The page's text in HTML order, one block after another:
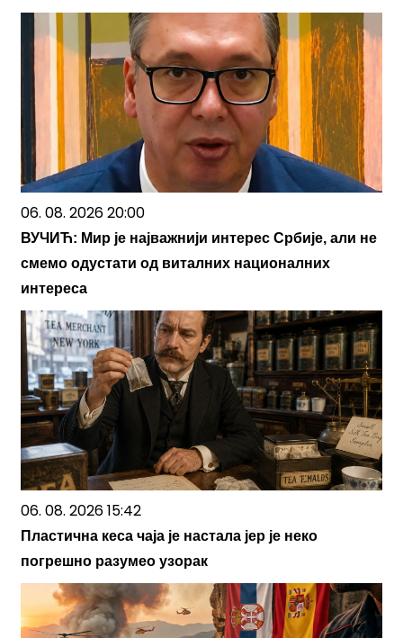
06. 08. 2026 20:00
ВУЧИЋ: Мир је најважнији интерес Србије, али не
смемо одустати од виталних националних
интереса
06. 08. 2026 15:42
Пластична кеса чаја је настала јер је неко
погрешно разумео узорак